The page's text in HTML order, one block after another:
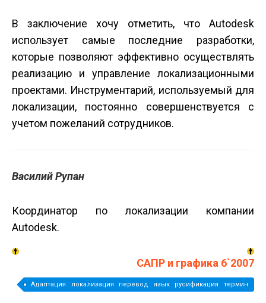
В заключение хочу отметить, что Autodesk
использует самые последние разработки,
которые позволяют эффективно осуществлять
реализацию и управление локализационными
проектами. Инструментарий, используемый для
локализации, постоянно совершенствуется с
учетом пожеланий сотрудников.
Василий Рупан
Координатор по локализации компании
Autodesk.
САПР и графика 6`2007
Адаптация локализация перевод язык русификация термин